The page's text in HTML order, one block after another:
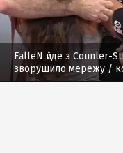
FalleN йде з Counter-
зворушило мережу /